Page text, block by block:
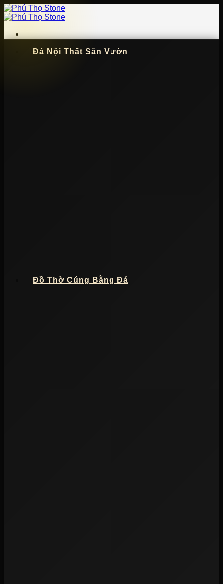
Bỏ
qua
dung
Đá Nội Thất Sân Vườn
Đồ Thờ Cúng Bằng Đá